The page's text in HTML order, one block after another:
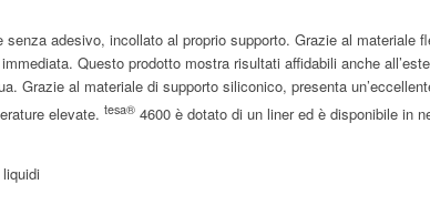
adesivo, incollato al proprio supporto. Grazie al materiale
Questo prodotto mostra risultati affidabili anche
Grazie al materiale di supporto siliconico, presenta
elevate. tesa® 4600 è dotato di un liner ed è disponibile in